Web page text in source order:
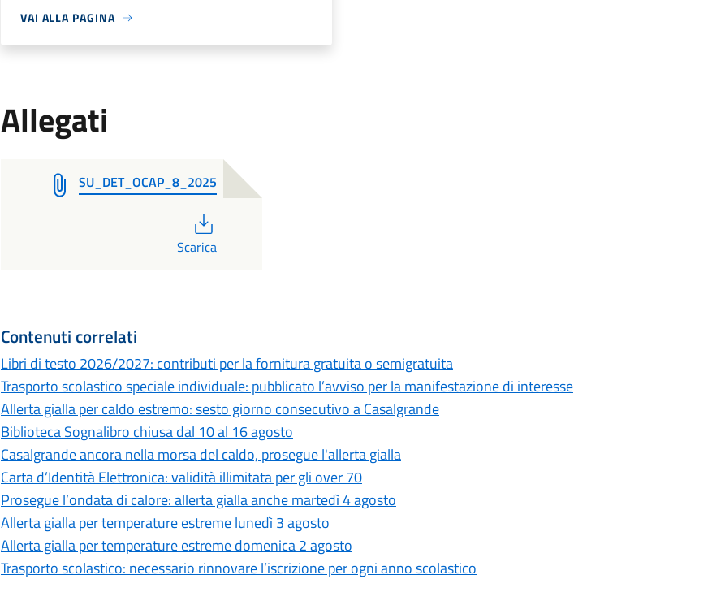
VAI ALLA PAGINA
Allegati
SU_DET_OCAP_8_2025
Scarica
Contenuti correlati
Libri di testo 2026/2027: contributi per la fornitura gratuita o semigratuita
Trasporto scolastico speciale individuale: pubblicato l’avviso per la manifestazione di interesse
Allerta gialla per caldo estremo: sesto giorno consecutivo a Casalgrande
Biblioteca Sognalibro chiusa dal 10 al 16 agosto
Casalgrande ancora nella morsa del caldo, prosegue l'allerta gialla
Carta d’Identità Elettronica: validità illimitata per gli over 70
Prosegue l’ondata di calore: allerta gialla anche martedì 4 agosto
Allerta gialla per temperature estreme lunedì 3 agosto
Allerta gialla per temperature estreme domenica 2 agosto
Trasporto scolastico: necessario rinnovare l’iscrizione per ogni anno scolastico